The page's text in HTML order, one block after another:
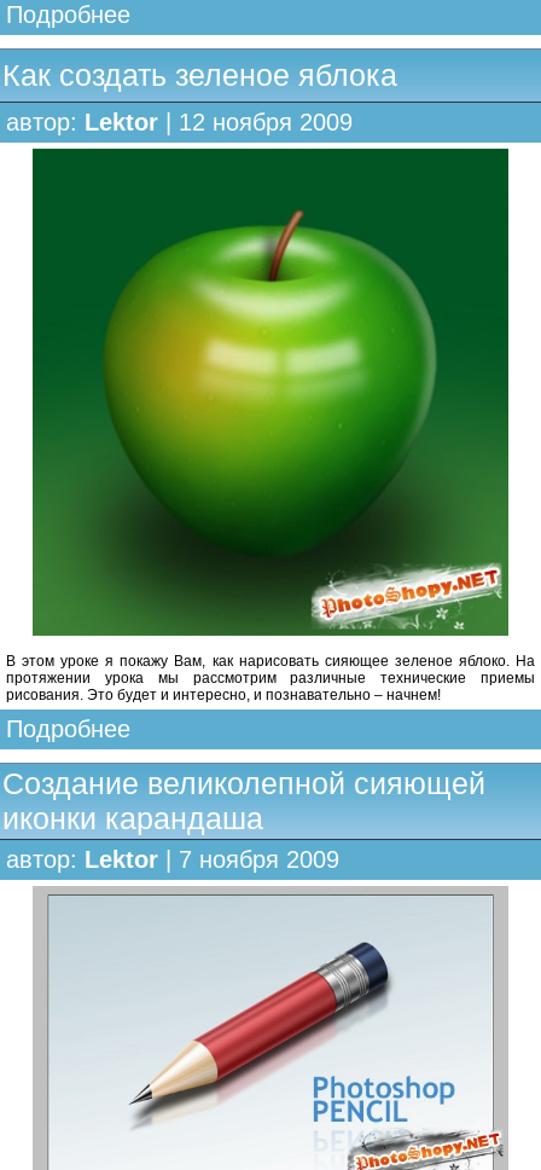
Подробнее
Как создать зеленое яблока
автор: Lektor | 12 ноября 2009
В этом уроке я покажу Вам, как нарисовать сияющее зеленое яблоко. На
протяжении урока мы рассмотрим различные технические приемы
рисования. Это будет и интересно, и познавательно – начнем!
Подробнее
Создание великолепной сияющей
иконки карандаша
автор: Lektor | 7 ноября 2009